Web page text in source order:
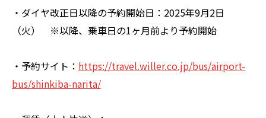
・ダイヤ改正日以降の予約開始日：2025年9月2日
（火） ※以降、乗車日の1ヶ月前より予約開始
・予約サイト： https://travel.willer.co.jp/bus/airport-
bus/shinkiba-narita/